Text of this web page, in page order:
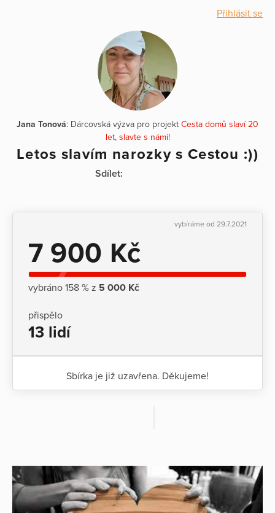
Přihlásit se
Jana Tonová: Dárcovská výzva pro projekt Cesta domů slaví 20
let, slavte s námi!
Letos slavím narozky s Cestou :))
Sdílet:
vybíráme od 29.7.2021
7 900 Kč
vybráno 158 % z 5 000 Kč
přispělo
13 lidí
Sbírka je již uzavřena. Děkujeme!